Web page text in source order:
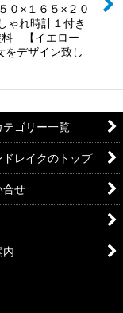
０×１６５×２０
れ時計１付き
【イエロー
をデザイン致し
テゴリー一覧
ドレイクのトップ
合せ
内